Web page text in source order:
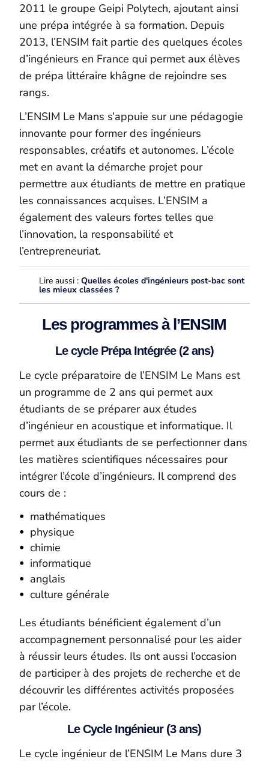
2011 le groupe Geipi Polytech, ajoutant ainsi
une prépa intégrée à sa formation. Depuis
2013, l’ENSIM fait partie des quelques écoles
d’ingénieurs en France qui permet aux élèves
de prépa littéraire khâgne de rejoindre ses
rangs.
L’ENSIM Le Mans s’appuie sur une pédagogie
innovante pour former des ingénieurs
responsables, créatifs et autonomes. L’école
met en avant la démarche projet pour
permettre aux étudiants de mettre en pratique
les connaissances acquises. L’ENSIM a
également des valeurs fortes telles que
l’innovation, la responsabilité et
l’entrepreneuriat.
Lire aussi :Quelles écoles d'ingénieurs post-bac sont
les mieux classées ?
Les programmes à l’ENSIM
Le cycle Prépa Intégrée (2 ans)
Le cycle préparatoire de l’ENSIM Le Mans est
un programme de 2 ans qui permet aux
étudiants de se préparer aux études
d’ingénieur en acoustique et informatique. Il
permet aux étudiants de se perfectionner dans
les matières scientifiques nécessaires pour
intégrer l’école d’ingénieurs. Il comprend des
cours de :
mathématiques
physique
chimie
informatique
anglais
culture générale
Les étudiants bénéficient également d’un
accompagnement personnalisé pour les aider
à réussir leurs études. Ils ont aussi l’occasion
de participer à des projets de recherche et de
découvrir les différentes activités proposées
par l’école.
Le Cycle Ingénieur (3 ans)
Le cycle ingénieur de l’ENSIM Le Mans dure 3